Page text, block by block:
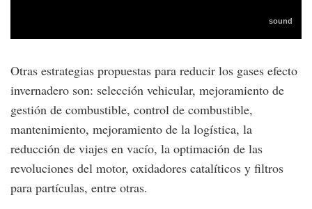
Otras estrategias propuestas para reducir los gases efecto
invernadero son: selección vehicular, mejoramiento de
gestión de combustible, control de combustible,
mantenimiento, mejoramiento de la logística, la
reducción de viajes en vacío, la optimación de las
revoluciones del motor, oxidadores catalíticos y filtros
para partículas, entre otras.